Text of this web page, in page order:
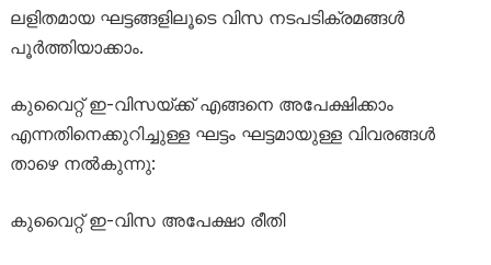
ലളിതമായ ഘട്ടങ്ങളിലൂടെ വിസ നടപടിക്രമങ്ങൾ
പൂർത്തിയാക്കാം.
കുവൈറ്റ് ഇ-വിസയ്ക്ക് എങ്ങനെ അപേക്ഷിക്കാം
എന്നതിനെക്കുറിച്ചുള്ള ഘട്ടം ഘട്ടമായുള്ള വിവരങ്ങൾ
താഴെ നൽകുന്നു:
കുവൈറ്റ് ഇ-വിസ അപേക്ഷാ രീതി